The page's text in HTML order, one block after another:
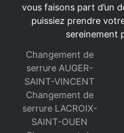
vous faisons part d’un
puissiez prendre
sereinement
Changement de
serrure AUGER-
SAINT-VINCENT
Changement de
serrure LACROIX-
SAINT-OUEN